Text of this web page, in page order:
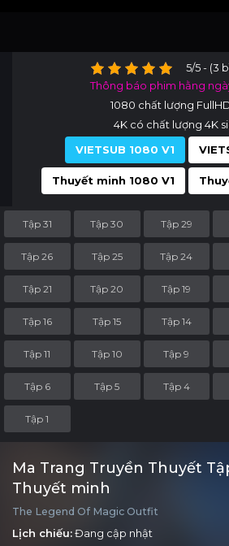
5/5 - (3
Thông báo phim hằng
1080 chất lượng
4K có chất lượng 4K
VIETSUB 1080 V1
Thuyết minh 1080 V1
Tập 31 Tập 30 Tập 29
Tập 26 Tập 25 Tập 24
Tập 21 Tập 20 Tập 19
Tập 16 Tập 15 Tập 14
Tập 11 Tập 10 Tập 9
Tập 6 Tập 5 Tập 4
Tập 1
Ma Trang Truyền Thuyết
Thuyết minh
The Legend Of Magic Outfit
Lịch chiếu:Đang cập nhật